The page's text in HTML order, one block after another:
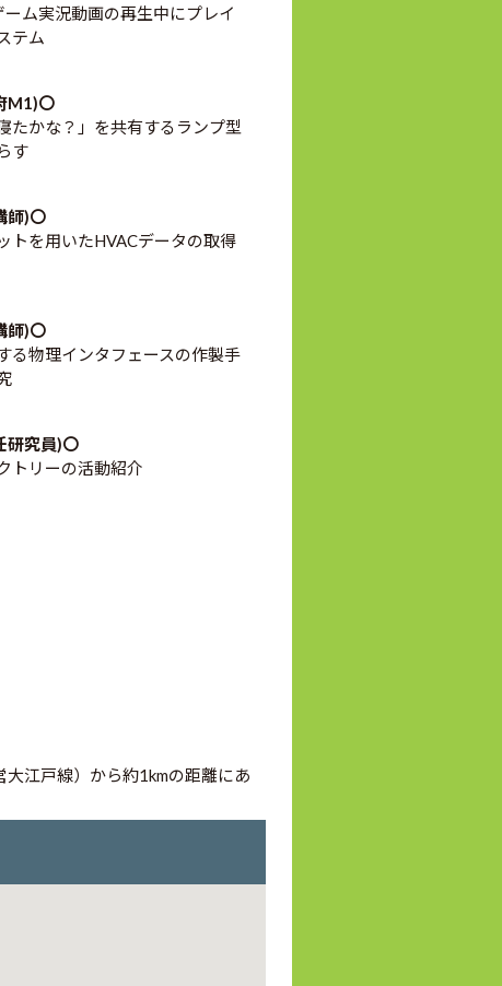
ーム実況動画の再生中にプレイ
テム
M1)〇
たかな？」を共有するランプ型
す
師)〇
トを用いたHVACデータの取得
師)〇
る物理インタフェースの作製手
研究員)〇
トリーの活動紹介
江戸線）から約1kmの距離にあ